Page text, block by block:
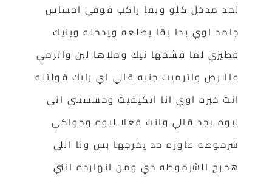
لحد مدخل كلو وبقا راكب فوقي احساس
جامد اوي بدا بقا يطلعه ويدخله وينيك
فطيزي لما فشخها نيك وملاها لبن واترمي
عالارض واترميت جنبه قالي اي رايك قولتله
انت خبره اوي انا اتكيفيت وحسستني اني
لبوه بجد قالي وانت فعلا لبوه وجواكي
شرموطه عاوزه حد يخرجها بس ونا اللي
هخرج الشرموطه دي ومن انهارده انتي